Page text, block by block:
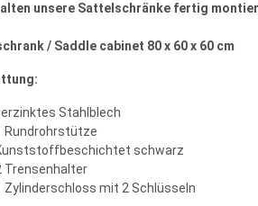
unsere Sattelschränke fertig
/ Saddle cabinet 80 x 60 x 60 cm
Stahlblech
Rundrohrstütze
schwarz
Trensenhalter
Zylinderschloss mit 2 Schlüsseln